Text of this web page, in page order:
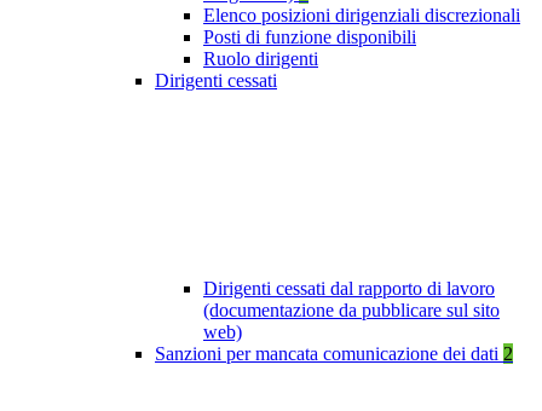
Elenco posizioni dirigenziali discrezionali
Posti di funzione disponibili
Ruolo dirigenti
Dirigenti cessati
Dirigenti cessati dal rapporto di lavoro
(documentazione da pubblicare sul sito
web)
Sanzioni per mancata comunicazione dei dati 2